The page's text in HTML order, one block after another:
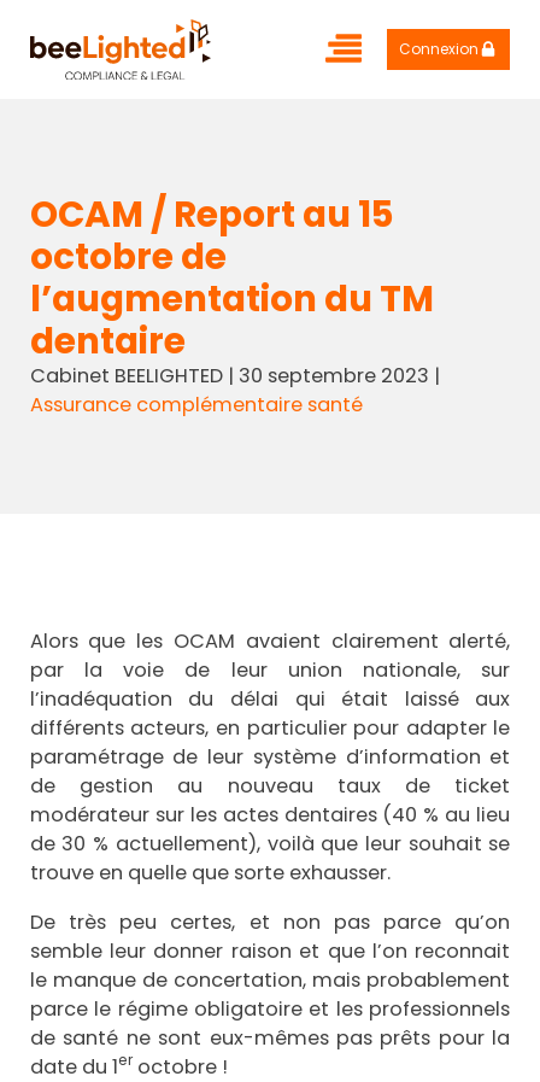
Connexion
OCAM / Report au 15
octobre de
l’augmentation du TM
dentaire
Cabinet BEELIGHTED| 30 septembre 2023 |
Assurance complémentaire santé
Alors que les OCAM avaient clairement alerté,
par la voie de leur union nationale, sur
l’inadéquation du délai qui était laissé aux
différents acteurs, en particulier pour adapter le
paramétrage de leur système d’information et
de gestion au nouveau taux de ticket
modérateur sur les actes dentaires (40 % au lieu
de 30 % actuellement), voilà que leur souhait se
trouve en quelle que sorte exhausser.
De très peu certes, et non pas parce qu’on
semble leur donner raison et que l’on reconnait
le manque de concertation, mais probablement
parce le régime obligatoire et les professionnels
de santé ne sont eux-mêmes pas prêts pour la
date du 1eroctobre !